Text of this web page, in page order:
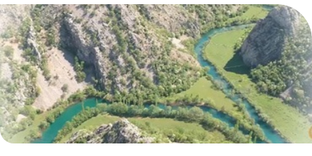
Dobitnici nagrada su: U kategoriji MANIFESTACIJE: - …